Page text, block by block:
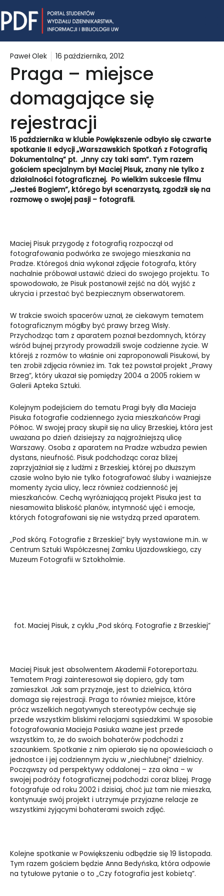
to
content
Paweł Olek 16 października, 2012
Praga – miejsce
domagające się
rejestracji
15 października w klubie Powiększenie odbyło się czwarte
spotkanie II edycji „Warszawskich Spotkań z Fotografią
Dokumentalną” pt. „Inny czy taki sam”. Tym razem
gościem specjalnym był Maciej Pisuk, znany nie tylko z
działalności fotograficznej. Po wielkim sukcesie filmu
„Jesteś Bogiem”, którego był scenarzystą, zgodził się na
rozmowę o swojej pasji – fotografii.
Maciej Pisuk przygodę z fotografią rozpoczął od
fotografowania podwórka ze swojego mieszkania na
Pradze. Któregoś dnia wykonał zdjęcie fotografa, który
nachalnie próbował ustawić dzieci do swojego projektu. To
spowodowało, że Pisuk postanowił zejść na dół, wyjść z
ukrycia i przestać być bezpiecznym obserwatorem.
W trakcie swoich spacerów uznał, że ciekawym tematem
fotograficznym mógłby być prawy brzeg Wisły.
Przychodząc tam z aparatem poznał bezdomnych, którzy
wśród bujnej przyrody prowadzili swoje codzienne życie. W
którejś z rozmów to właśnie oni zaproponowali Pisukowi, by
ten zrobił zdjęcia również im. Tak też powstał projekt „Prawy
Brzeg”, który ukazał się pomiędzy 2004 a 2005 rokiem w
Galerii Apteka Sztuki.
Kolejnym podejściem do tematu Pragi były dla Macieja
Pisuka fotografie codziennego życia mieszkańców Pragi
Północ. W swojej pracy skupił się na ulicy Brzeskiej, która jest
uważana po dzień dzisiejszy za najgroźniejszą ulicę
Warszawy. Osoba z aparatem na Pradze wzbudza pewien
dystans, nieufność. Pisuk podchodząc coraz bliżej
zaprzyjaźniał się z ludźmi z Brzeskiej, której po dłuższym
czasie wolno było nie tylko fotografować śluby i ważniejsze
momenty życia ulicy, lecz również codzienność jej
mieszkańców. Cechą wyróżniającą projekt Pisuka jest ta
niesamowita bliskość planów, intymność ujęć i emocje,
których fotografowani się nie wstydzą przed aparatem.
„Pod skórą. Fotografie z Brzeskiej” były wystawione m.in. w
Centrum Sztuki Współczesnej Zamku Ujazdowskiego, czy
Muzeum Fotografii w Sztokholmie.
fot. Maciej Pisuk, z cyklu „Pod skórą. Fotografie z Brzeskiej”
Maciej Pisuk jest absolwentem Akademii Fotoreportażu.
Tematem Pragi zainteresował się dopiero, gdy tam
zamieszkał. Jak sam przyznaje, jest to dzielnica, która
domaga się rejestracji. Praga to również miejsce, które
prócz wszelkich negatywnych stereotypów cechuje się
przede wszystkim bliskimi relacjami sąsiedzkimi. W sposobie
fotografowania Macieja Pasiuka ważne jest przede
wszystkim to, że do swoich bohaterów podchodzi z
szacunkiem. Spotkanie z nim opierało się na opowieściach o
jednostce i jej codziennym życiu w „niechlubnej” dzielnicy.
Począwszy od perspektywy oddalonej – zza okna – w
swojej podróży fotograficznej podchodzi coraz bliżej. Pragę
fotografuje od roku 2002 i dzisiaj, choć już tam nie mieszka,
kontynuuje swój projekt i utrzymuje przyjazne relacje ze
wszystkimi żyjącymi bohaterami swoich zdjęć.
Kolejne spotkanie w Powiększeniu odbędzie się 19 listopada.
Tym razem gościem będzie Anna Bedyńska, która odpowie
na tytułowe pytanie o to „Czy fotografia jest kobietą”.